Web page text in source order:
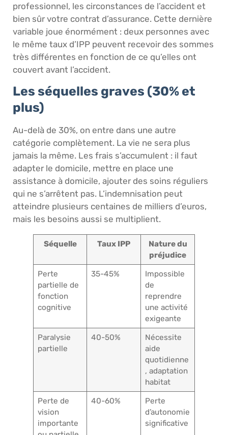
professionnel, les circonstances de l’accident et
bien sûr votre contrat d’assurance. Cette dernière
variable joue énormément : deux personnes avec
le même taux d’IPP peuvent recevoir des sommes
très différentes en fonction de ce qu’elles ont
couvert avant l’accident.
Les séquelles graves (30% et
plus)
Au-delà de 30%, on entre dans une autre
catégorie complètement. La vie ne sera plus
jamais la même. Les frais s’accumulent : il faut
adapter le domicile, mettre en place une
assistance à domicile, ajouter des soins réguliers
qui ne s’arrêtent pas. L’indemnisation peut
atteindre plusieurs centaines de milliers d’euros,
mais les besoins aussi se multiplient.
Séquelle Taux IPP
Nature du
préjudice
Perte
partielle de
fonction
cognitive
35-45%
Impossible
de
reprendre
une activité
exigeante
Paralysie
partielle
40-50%
Nécessite
aide
quotidienne
, adaptation
habitat
Perte de
vision
importante
40-60%
Perte
d’autonomie
significative